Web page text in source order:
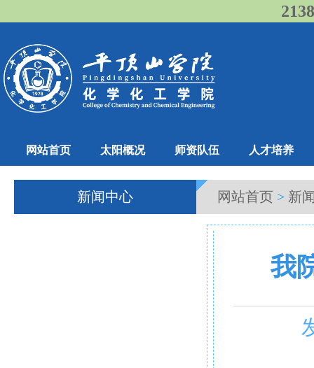
网站首页 太阳概况 师资队伍 人才培养
新闻中心 网站首页 > 新
我